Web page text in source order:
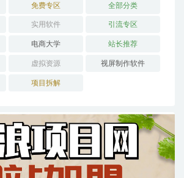
免费专区 全部分类
实用软件 引流专区
电商大学 站长推荐
虚拟资源 视屏制作软件
项目拆解